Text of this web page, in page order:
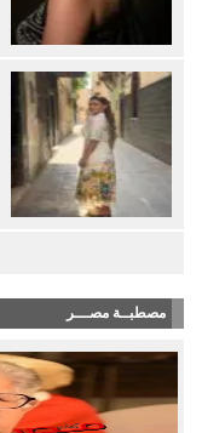
مصطبــة مصـــر